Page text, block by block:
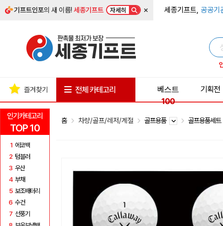
기프트인포의 새 이름!세종기프트 자세히 × 세종기프트, 공공기
인기카테고리
TOP 10
1 에코백
2 텀블러
3 우산
4 부채
5 보조배터리
6 수건
7 선풍기
즐겨찾기 전체 카테고리
베스트
100
기획전
홈 차량/골프/레저/계절 골프용품 골프용품세